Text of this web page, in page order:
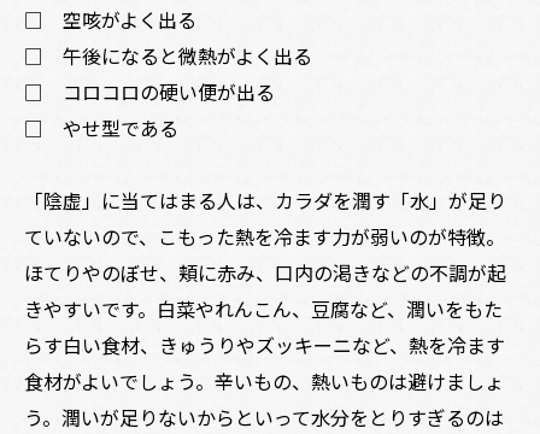
□ 空咳がよく出る
□ 午後になると微熱がよく出る
□ コロコロの硬い便が出る
□ やせ型である
「陰虚」に当てはまる人は、カラダを潤す「水」が足り
ていないので、こもった熱を冷ます力が弱いのが特徴。
ほてりやのぼせ、頬に赤み、口内の渇きなどの不調が起
きやすいです。白菜やれんこん、豆腐など、潤いをもた
らす白い食材、きゅうりやズッキーニなど、熱を冷ます
食材がよいでしょう。辛いもの、熱いものは避けましょ
う。潤いが足りないからといって水分をとりすぎるのは